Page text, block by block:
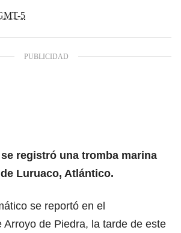
5
registró una tromba marina
Luruaco, Atlántico.
se reportó en el
Arroyo de Piedra, la tarde de este